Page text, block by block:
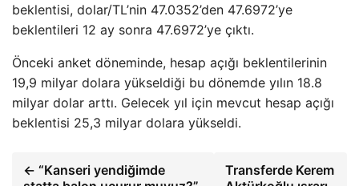
beklentisi, dolar/TL’nin 47.0352’den 47.6972’ye
beklentileri 12 ay sonra 47.6972’ye çıktı.
Önceki anket döneminde, hesap açığı beklentilerinin
19,9 milyar dolara yükseldiği bu dönemde yılın 18.8
milyar dolar arttı. Gelecek yıl için mevcut hesap açığı
beklentisi 25,3 milyar dolara yükseldi.
← “Kanseri yendiğimde
Transferde Kerem